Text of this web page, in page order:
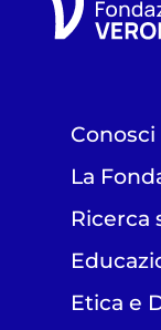
La
Ricerca
Etica e